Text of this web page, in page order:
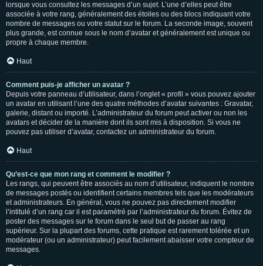
lorsque vous consultez les messages d’un sujet. L’une d’elles peut être
associée à votre rang, généralement des étoiles ou des blocs indiquant votre
nombre de messages ou votre statut sur le forum. La seconde image, souvent
plus grande, est connue sous le nom d’avatar et généralement est unique ou
propre à chaque membre.
Haut
Comment puis-je afficher un avatar ?
Depuis votre panneau d’utilisateur, dans l’onglet « profil » vous pouvez ajouter
un avatar en utilisant l’une des quatre méthodes d’avatar suivantes : Gravatar,
galerie, distant ou importé. L’administrateur du forum peut activer ou non les
avatars et décider de la manière dont ils sont mis à disposition. Si vous ne
pouvez pas utiliser d’avatar, contactez un administrateur du forum.
Haut
Qu’est-ce que mon rang et comment le modifier ?
Les rangs, qui peuvent être associés au nom d’utilisateur, indiquent le nombre
de messages postés ou identifient certains membres tels que les modérateurs
et administrateurs. En général, vous ne pouvez pas directement modifier
l’intitulé d’un rang car il est paramétré par l’administrateur du forum. Évitez de
poster des messages sur le forum dans le seul but de passer au rang
supérieur. Sur la plupart des forums, cette pratique est rarement tolérée et un
modérateur (ou un administrateur) peut facilement abaisser votre compteur de
messages.